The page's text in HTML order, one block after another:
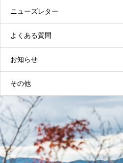
ニューズレター
よくある質問
お知らせ
その他
NL34巻4号 [2023.11]
京滋支部（2023年11月）